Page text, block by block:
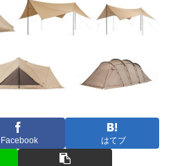
Facebook はてブ